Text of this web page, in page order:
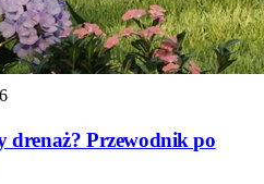
drenaż? Przewodnik po